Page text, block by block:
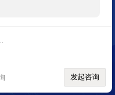
发起咨询